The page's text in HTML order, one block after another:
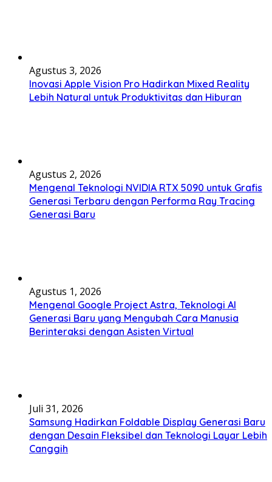
Agustus 3, 2026
Inovasi Apple Vision Pro Hadirkan Mixed Reality
Lebih Natural untuk Produktivitas dan Hiburan
Agustus 2, 2026
Mengenal Teknologi NVIDIA RTX 5090 untuk Grafis
Generasi Terbaru dengan Performa Ray Tracing
Generasi Baru
Agustus 1, 2026
Mengenal Google Project Astra, Teknologi AI
Generasi Baru yang Mengubah Cara Manusia
Berinteraksi dengan Asisten Virtual
Juli 31, 2026
Samsung Hadirkan Foldable Display Generasi Baru
dengan Desain Fleksibel dan Teknologi Layar Lebih
Canggih